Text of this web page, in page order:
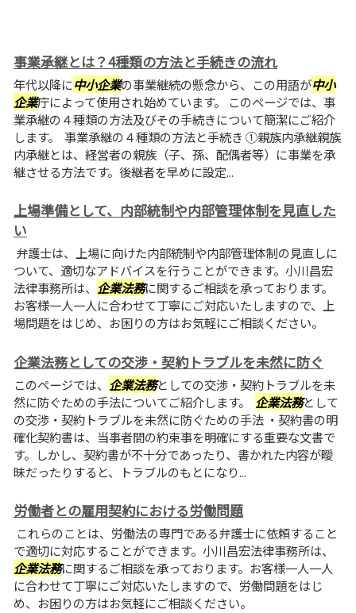
事業承継とは？4種類の方法と手続きの流れ
年代以降に中小企業の事業継続の懸念から、この用語が中小
企業庁によって使用され始めています。 このページでは、事
業承継の４種類の方法及びその手続きについて簡潔にご紹介
します。 事業承継の４種類の方法と手続き ①親族内承継親族
内承継とは、経営者の親族（子、孫、配偶者等）に事業を承
継させる方法です。後継者を早めに設定...
上場準備として、内部統制や内部管理体制を見直した
い
弁護士は、上場に向けた内部統制や内部管理体制の見直しに
ついて、適切なアドバイスを行うことができます。小川昌宏
法律事務所は、 企業法務に関するご相談を承っております。
お客様一人一人に合わせて丁寧にご対応いたしますので、上
場問題をはじめ、お困りの方はお気軽にご相談ください。
企業法務としての交渉・契約トラブルを未然に防ぐ
このページでは、 企業法務としての交渉・契約トラブルを未
然に防ぐための手法についてご紹介します。 企業法務として
の交渉・契約トラブルを未然に防ぐための手法 ・契約書の明
確化契約書は、当事者間の約束事を明確にする重要な文書で
す。しかし、契約書が不十分であったり、書かれた内容が曖
昧だったりすると、トラブルのもとになり...
労働者との雇用契約における労働問題
これらのことは、労働法の専門である弁護士に依頼すること
で適切に対応することができます。小川昌宏法律事務所は、
企業法務に関するご相談を承っております。お客様一人一人
に合わせて丁寧にご対応いたしますので、労働問題をはじ
め、お困りの方はお気軽にご相談ください。